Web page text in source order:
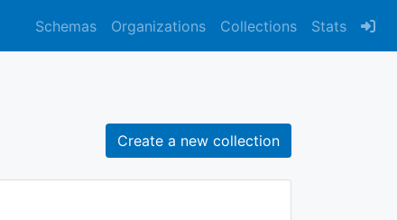
Schemas Organizations Collections Stats
Create a new collection